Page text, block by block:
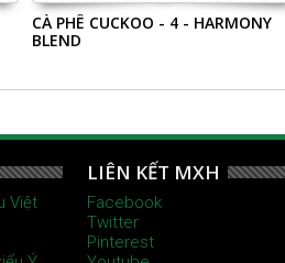
CÀ PHÊ CUCKOO - 4 - HARMONY
BLEND
Việt
LIÊN KẾT MXH
Facebook
Twitter
Pinterest